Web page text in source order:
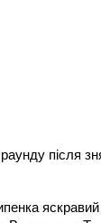
після
яскравий